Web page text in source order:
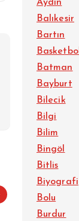
Aydın
Balıkesir
Bartın
Basketbol
Batman
Bayburt
Bilecik
Bilgi
Bilim
Bingöl
Bitlis
Biyografi
Bolu
Burdur